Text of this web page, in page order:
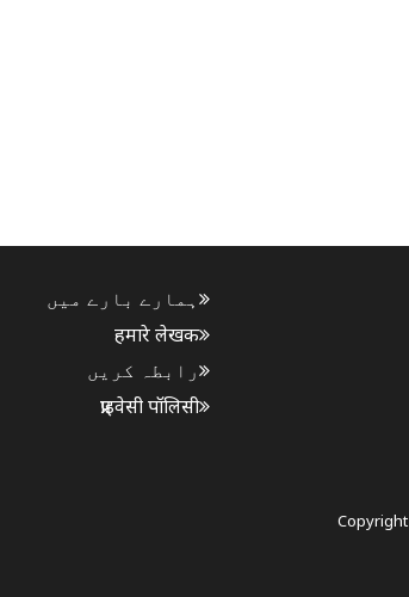
ہمارے بارے میں
हमारे लेखक
رابطہ کریں
प्राइवेसी पॉलिसी